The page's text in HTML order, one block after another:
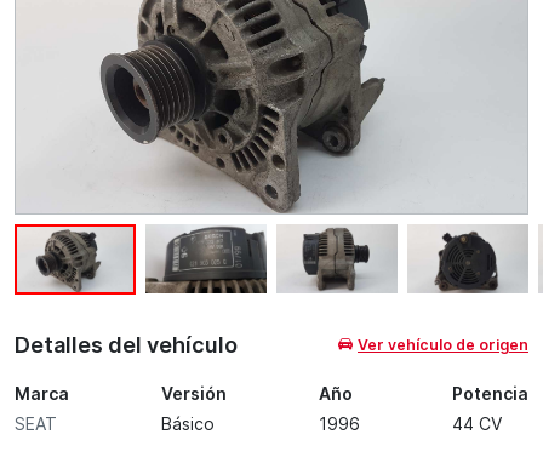
Detalles del vehículo Ver vehículo de origen
Marca
SEAT
Versión
Básico
Año
1996
Potencia
44 CV